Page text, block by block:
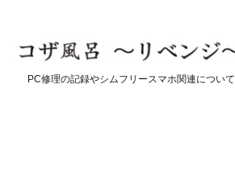
PC修理の記録やシムフリースマホ関連について